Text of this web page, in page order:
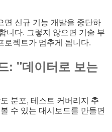
면 신규 기능 개발을 중단하
니다. 그렇지 않으면 기술 부
로젝트가 멈추게 됩니다.
: "데이터로 보는
분포, 테스트 커버리지 추
수 있는 대시보드를 만들면